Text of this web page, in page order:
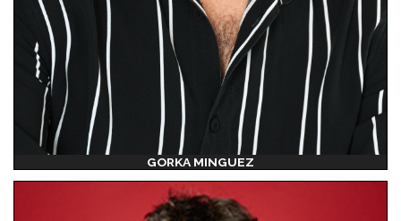
GORKA MINGUEZ